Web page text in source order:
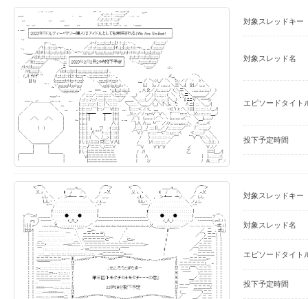
対象スレッドキー
対象スレッド名
エピソードタイト
投下予定時間
対象スレッドキー
対象スレッド名
エピソードタイト
投下予定時間